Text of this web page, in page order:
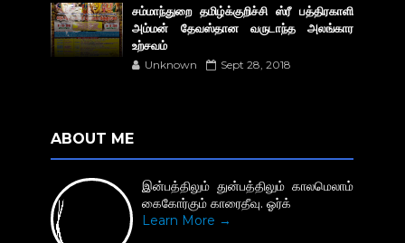
சம்மாந்துறை தமிழ்க்குறிச்சி ஸ்ரீ பத்திரகாளி
அம்மன் தேவஸ்தான வருடாந்த அலங்கார
உற்சவம்
Unknown Sept 28, 2018
ABOUT ME
இன்பத்திலும் துன்பத்திலும் காலமெலாம்
கைகோர்கும் காரைதீவு. ஓர்க்
Learn More →